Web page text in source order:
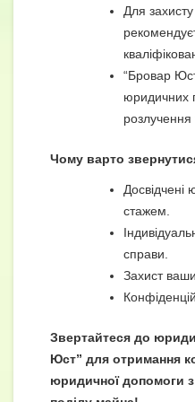
Для
“Бровар
юридичних
розлучення
Чому варто
Досвідчені
стажем.
справи.
Захист
Звертайтеся до
Юст” для отримання
юридичної допомоги